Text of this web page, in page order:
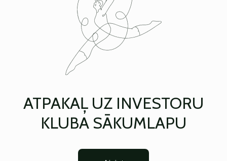
ATPAKAĻ UZ INVESTORU
KLUBA SĀKUMLAPU